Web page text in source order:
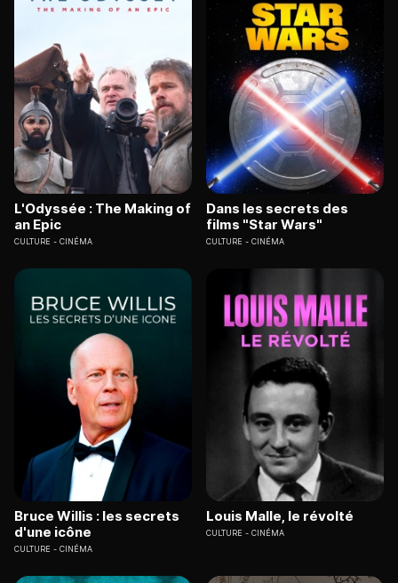
L'Odyssée : The Making of
an Epic
CULTURE CINÉMA
Dans les secrets des
films "Star Wars"
CULTURE CINÉMA
Bruce Willis : les secrets
d'une icône
CULTURE CINÉMA
Louis Malle, le révolté
CULTURE CINÉMA